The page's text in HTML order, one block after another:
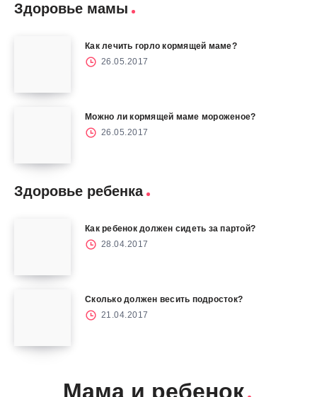
Здоровье мамы
Как лечить горло кормящей маме?
26.05.2017
Можно ли кормящей маме мороженое?
26.05.2017
Здоровье ребенка
Как ребенок должен сидеть за партой?
28.04.2017
Сколько должен весить подросток?
21.04.2017
Мама и ребенок